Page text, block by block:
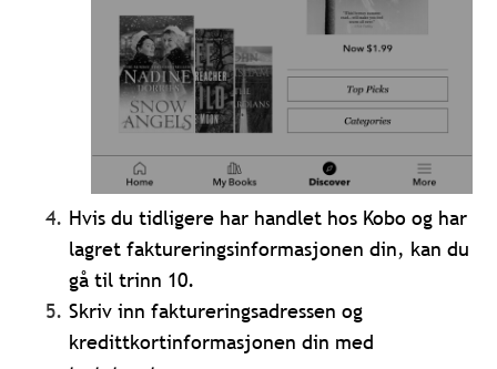
Hvis du tidligere har handlet hos Kobo og har
lagret faktureringsinformasjonen din, kan du
gå til trinn 10.
Skriv inn faktureringsadressen og
kredittkortinformasjonen din med